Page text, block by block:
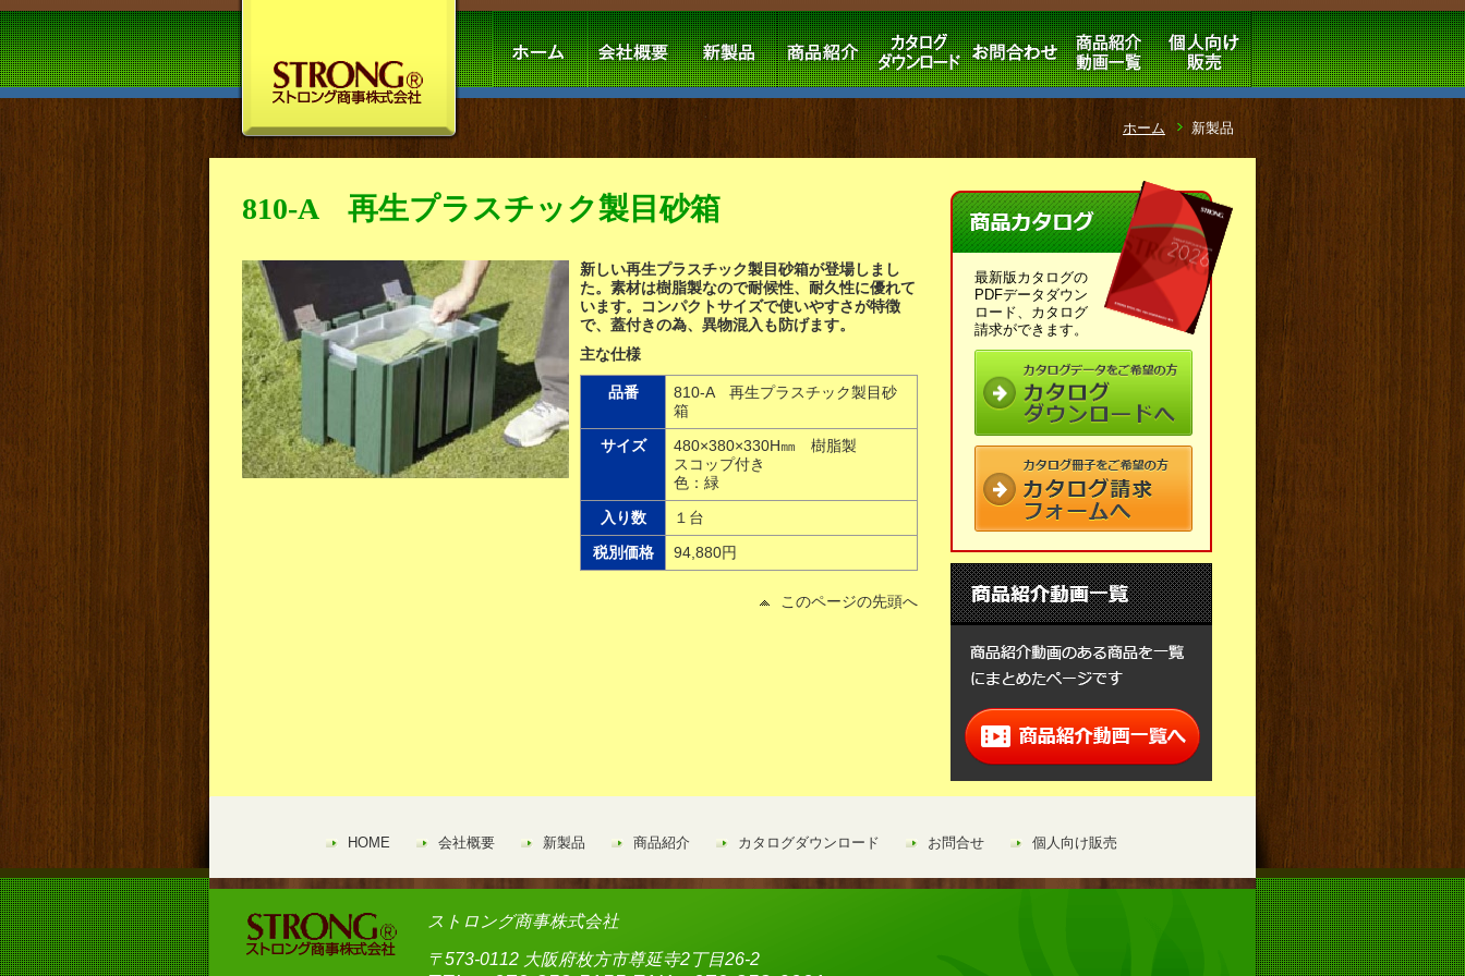
ホーム 新製品
810-A 再生プラスチック製目砂箱
新しい再生プラスチック製目砂箱が登場しまし
た。素材は樹脂製なので耐候性、耐久性に優れて
います。コンパクトサイズで使いやすさが特徴
で、蓋付きの為、異物混入も防げます。
主な仕様
品番
810-A 再生プラスチック製目砂
箱
サイズ
480×380×330H㎜ 樹脂製
スコップ付き
色：緑
入り数
１台
税別価格
94,880円
このページの先頭へ
最新版カタログの
PDFデータダウン
ロード、カタログ
請求ができます。
HOME 会社概要 新製品 商品紹介 カタログダウンロード お問合せ 個人向け販売
ストロング商事株式会社
〒573-0112 大阪府枚方市尊延寺2丁目26-2